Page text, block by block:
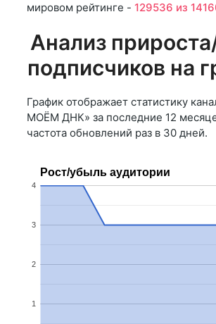
мировом рейтинге - 129536 из
Анализ
подписчиков на
График отображает статистику
МОЁМ ДНК» за последние 12
частота обновлений раз в 30 дней.
Рост/убыль аудитории
1
2
3
4